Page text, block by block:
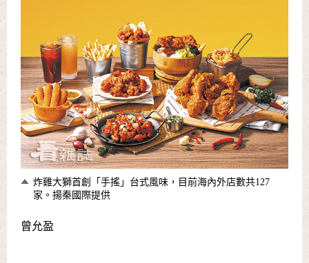
炸雞大獅首創「手搖」台式風味，目前海內外店數共127
家。揚秦國際提供
曾允盈